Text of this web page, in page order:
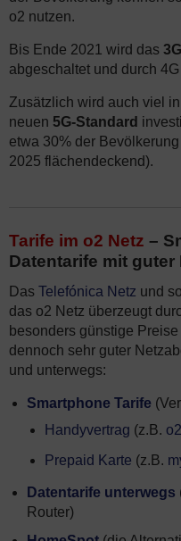
o2 nutzen.
Bis Ende 2021 wird das
abgeschaltet und durch
Zusätzlich wird auch viel
neuen 5G-Standard
etwa 30% der
2025 flächendeckend).
Tarife im o2 Netz –
Datentarife mit
Das Telefónica Netz und
das o2 Netz überzeugt
besonders günstige Preise
dennoch sehr guter
und unterwegs:
Smartphone Tarife
Handyvertrag (z.B.
Prepaid Karte (z.B.
Datentarife unterwegs
Router)